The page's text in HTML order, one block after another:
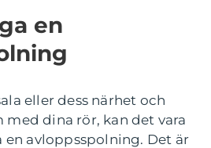
en
eller dess närhet och
dina rör, kan det vara
en avloppsspolning. Det är